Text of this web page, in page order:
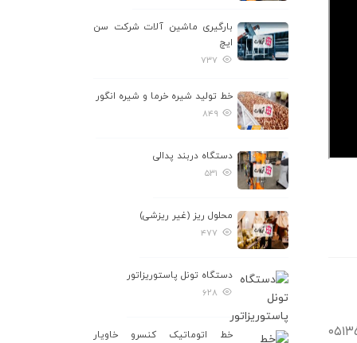
کاری با شماره های ۰۵۱۳۵۴۱۳۰۵۳
بارگیری ماشین آلات شرکت سن
ایچ
۷۳۷
خط تولید شیره خرما و شیره انگور
۸۴۹
دستگاه دربند پدالی
۵۳۱
محلول ریز (غیر ریزشی)
۴۷۷
دستگاه تونل پاستوریزاتور
۶۲۸
خط اتوماتیک کنسرو خاویار